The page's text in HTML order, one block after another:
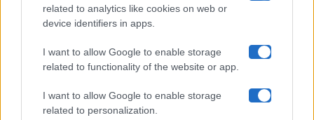
related to analytics like cookies on web or
device identifiers in apps.
I want to allow Google to enable storage
related to functionality of the website or app.
I want to allow Google to enable storage
related to personalization.
Contatti
Privacy Policy
Cookie Policy